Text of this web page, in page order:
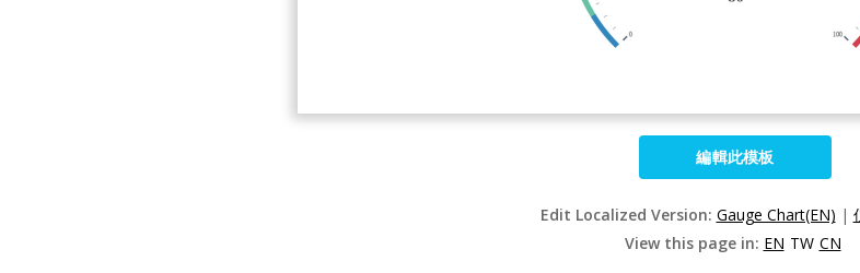
編輯此模板
Edit Localized Version: Gauge Chart(EN) |
View this page in: EN TW CN